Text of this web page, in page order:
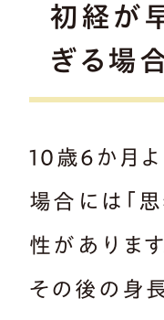
初経が
ぎる場
10歳6か月
場合には「
性があります
その後の身